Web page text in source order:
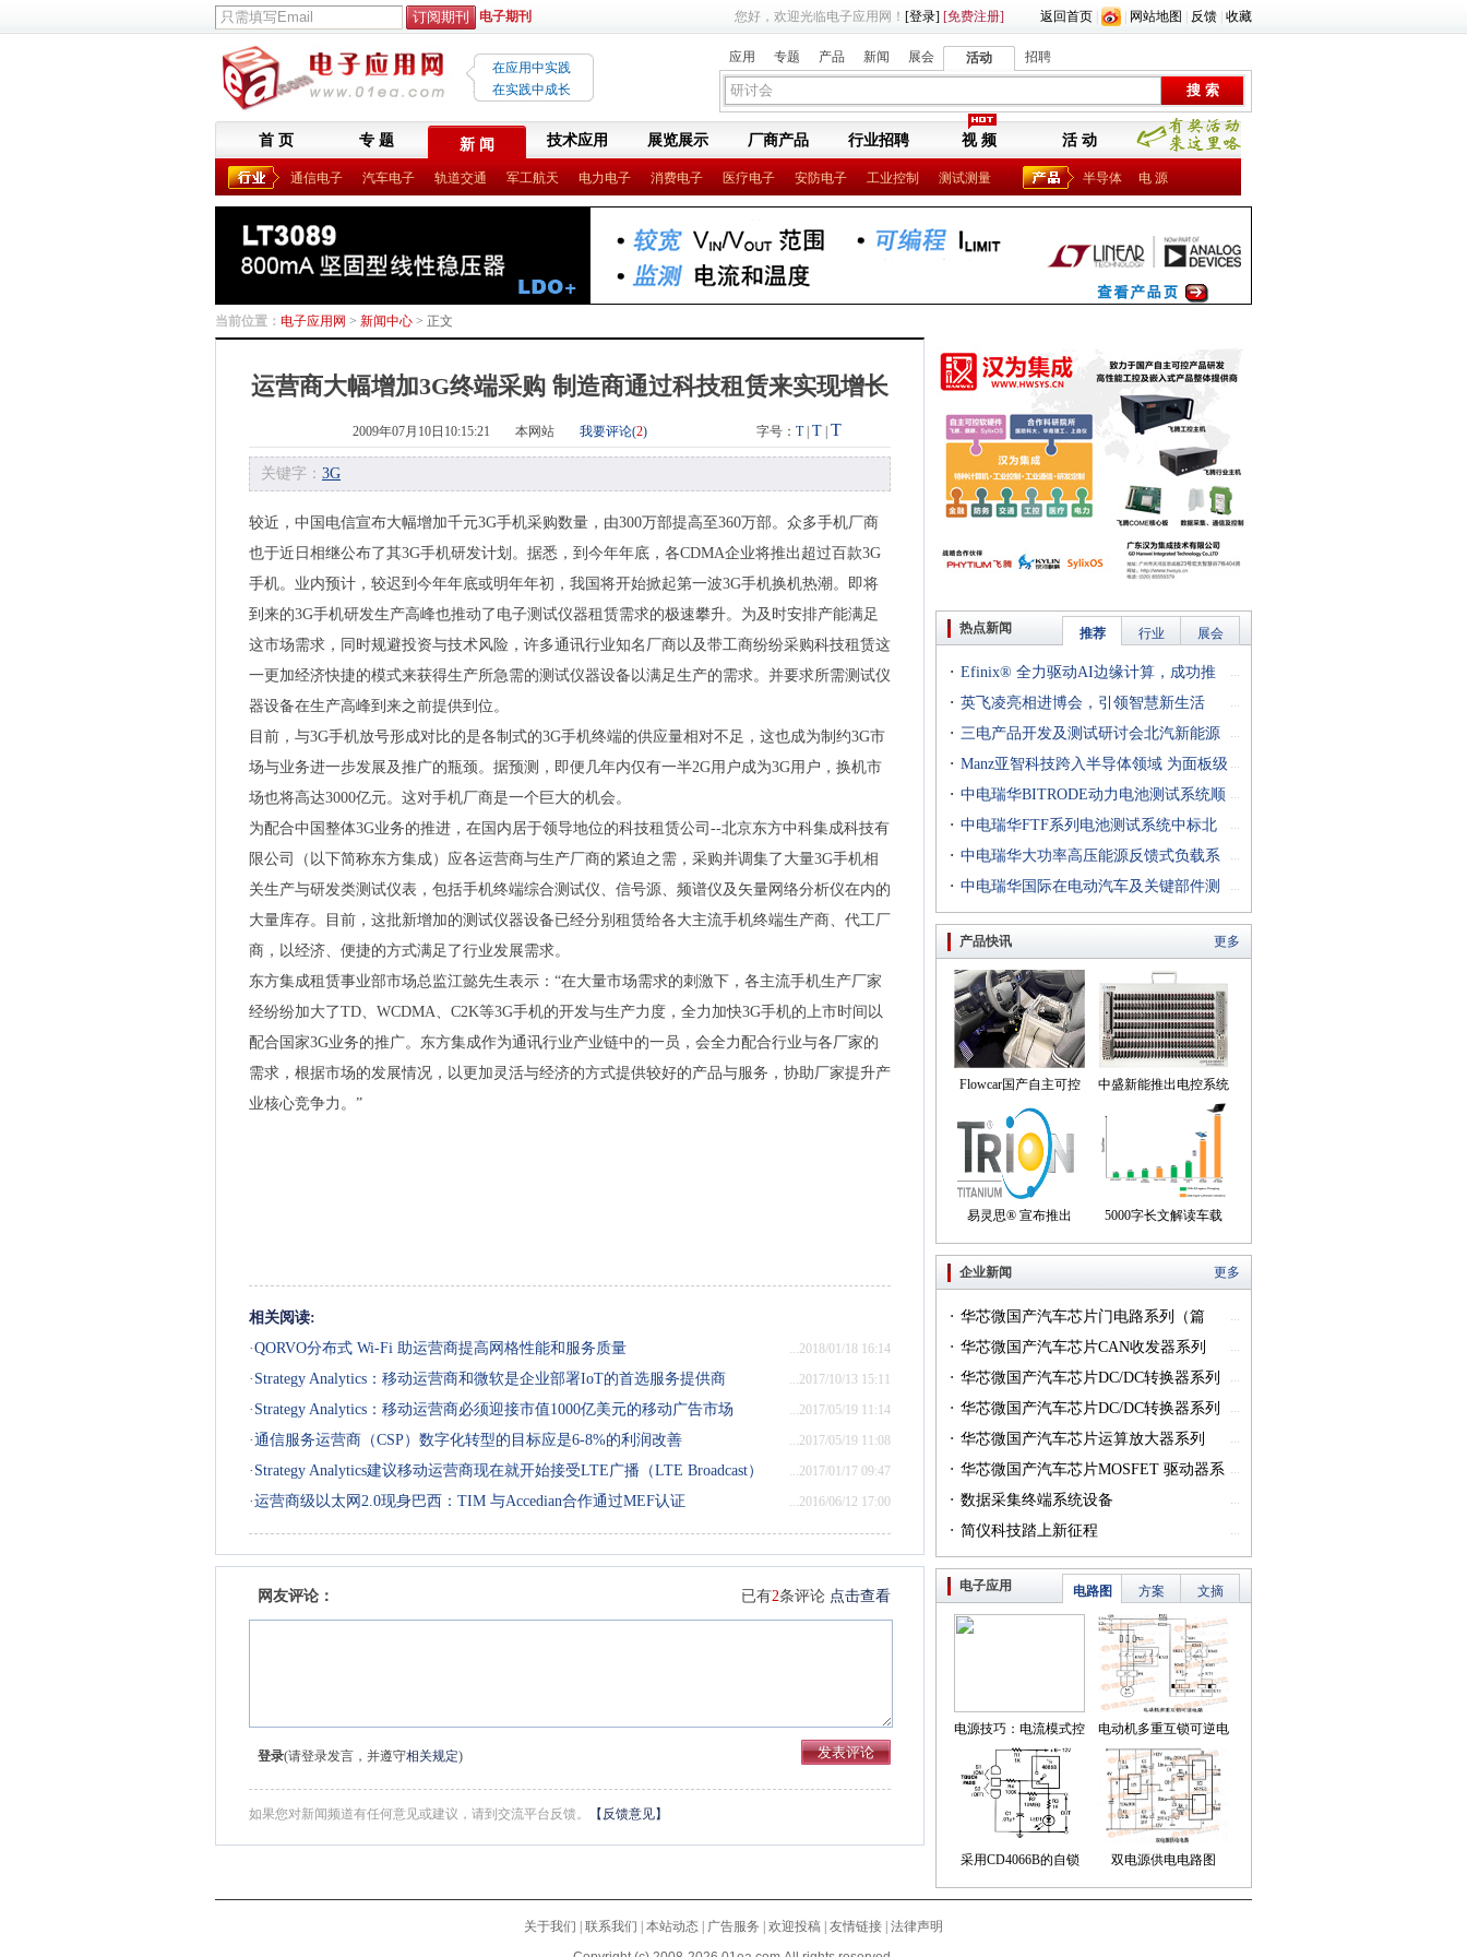
电子期刊 您好，欢迎光临电子应用网！ [登录] [免费注册] 返回首页 网站地图 反馈 收藏
在应用中实践
在实践中成长
应用 专题 产品 新闻 展会 活动 招聘
首 页 专 题 新 闻 技术应用 展览展示 厂商产品 行业招聘 视 频 活 动
通信电子 汽车电子 轨道交通 军工航天 电力电子 消费电子 医疗电子 安防电子 工业控制 测试测量 半导体 电 源
当前位置： 电子应用网 > 新闻中心 > 正文
运营商大幅增加3G终端采购 制造商通过科技租赁来实现增长
2009年07月10日10:15:21 本网站 我要评论(2) 字号： T| T T
关键字： 3G
较近，中国电信宣布大幅增加千元3G手机采购数量，由300万部提高至360万部。众多手机厂商
也于近日相继公布了其3G手机研发计划。据悉，到今年年底，各CDMA企业将推出超过百款3G
手机。业内预计，较迟到今年年底或明年年初，我国将开始掀起第一波3G手机换机热潮。即将
到来的3G手机研发生产高峰也推动了电子测试仪器租赁需求的极速攀升。为及时安排产能满足
这市场需求，同时规避投资与技术风险，许多通讯行业知名厂商以及带工商纷纷采购科技租赁这
一更加经济快捷的模式来获得生产所急需的测试仪器设备以满足生产的需求。并要求所需测试仪
器设备在生产高峰到来之前提供到位。
目前，与3G手机放号形成对比的是各制式的3G手机终端的供应量相对不足，这也成为制约3G市
场与业务进一步发展及推广的瓶颈。据预测，即便几年内仅有一半2G用户成为3G用户，换机市
场也将高达3000亿元。这对手机厂商是一个巨大的机会。
为配合中国整体3G业务的推进，在国内居于领导地位的科技租赁公司--北京东方中科集成科技有
限公司（以下简称东方集成）应各运营商与生产厂商的紧迫之需，采购并调集了大量3G手机相
关生产与研发类测试仪表，包括手机终端综合测试仪、信号源、频谱仪及矢量网络分析仪在内的
大量库存。目前，这批新增加的测试仪器设备已经分别租赁给各大主流手机终端生产商、代工厂
商，以经济、便捷的方式满足了行业发展需求。
东方集成租赁事业部市场总监江懿先生表示：“在大量市场需求的刺激下，各主流手机生产厂家
经纷纷加大了TD、WCDMA、C2K等3G手机的开发与生产力度，全力加快3G手机的上市时间以
配合国家3G业务的推广。东方集成作为通讯行业产业链中的一员，会全力配合行业与各厂家的
需求，根据市场的发展情况，以更加灵活与经济的方式提供较好的产品与服务，协助厂家提升产
业核心竞争力。”
相关阅读:
...2018/01/18 16:14
·QORVO分布式 Wi-Fi 助运营商提高网格性能和服务质量
...2017/10/13 15:11
· Strategy Analytics：移动运营商和微软是企业部署IoT的首选服务提供商
...2017/05/19 11:14
· Strategy Analytics：移动运营商必须迎接市值1000亿美元的移动广告市场
...2017/05/19 11:08
·通信服务运营商（CSP）数字化转型的目标应是6-8%的利润改善
...2017/01/17 09:47
· Strategy Analytics建议移动运营商现在就开始接受LTE广播（LTE Broadcast）
...2016/06/12 17:00
·运营商级以太网2.0现身巴西：TIM 与Accedian合作通过MEF认证
网友评论： 已有2条评论 点击查看
登录(请登录发言，并遵守相关规定)
如果您对新闻频道有任何意见或建议，请到交流平台反馈。 【反馈意见】
热点新闻 展会
行业
推荐
...
· Efinix® 全力驱动AI边缘计算，成功推
出Trion™ T20 FPGA样品, 同时将产品扩展
到二十万逻辑单元的T200 FPGA
...
· 英飞凌亮相进博会，引领智慧新生活
...
· 三电产品开发及测试研讨会北汽新能源
专场成功举行
...
· Manz亚智科技跨入半导体领域 为面板级
扇出型封装提供化学湿制程、涂布及激光应
用等生产设备解决方案
...
· 中电瑞华BITRODE动力电池测试系统顺
利交付北汽新能源
...
· 中电瑞华FTF系列电池测试系统中标北
京新能源汽车股份有限公司
...
· 中电瑞华大功率高压能源反馈式负载系
统成功交付中电熊猫
...
· 中电瑞华国际在电动汽车及关键部件测
评研讨会上演绎先进测评技术
产品快讯 更多
Flowcar国产自主可控
自动驾驶机器人来到我
们身边
中盛新能推出电控系统
控制器BOB集成断线
易灵思® 宣布推出
Trion® Titanium FPGA
系列
5000字长文解读车载
USB供电的方方面面
企业新闻
更多
...
· 华芯微国产汽车芯片门电路系列（篇
一）
...
· 华芯微国产汽车芯片CAN收发器系列
（篇一）
...
· 华芯微国产汽车芯片DC/DC转换器系列
...
· 华芯微国产汽车芯片DC/DC转换器系列
...
· 华芯微国产汽车芯片运算放大器系列
（篇一）
...
· 华芯微国产汽车芯片MOSFET 驱动器系
列（篇一）
...
· 数据采集终端系统设备
...
· 简仪科技踏上新征程
电子应用 文摘
方案
电路图
电源技巧：电流模式控
制简化了对降压LED稳
压器的补偿
电动机多重互锁可逆电
路
采用CD4066B的自锁
式触摸开关电路
双电源供电电路图
关于我们 联系我们 本站动态 广告服务 欢迎投稿 友情链接 法律声明